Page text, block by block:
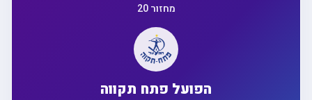
מחזור 20
הפועל פתח תקווה